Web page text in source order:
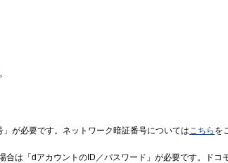
が必要です。ネットワーク暗証番号についてはこちら を
は「dアカウントのID／パスワード」が必要です。ドコ